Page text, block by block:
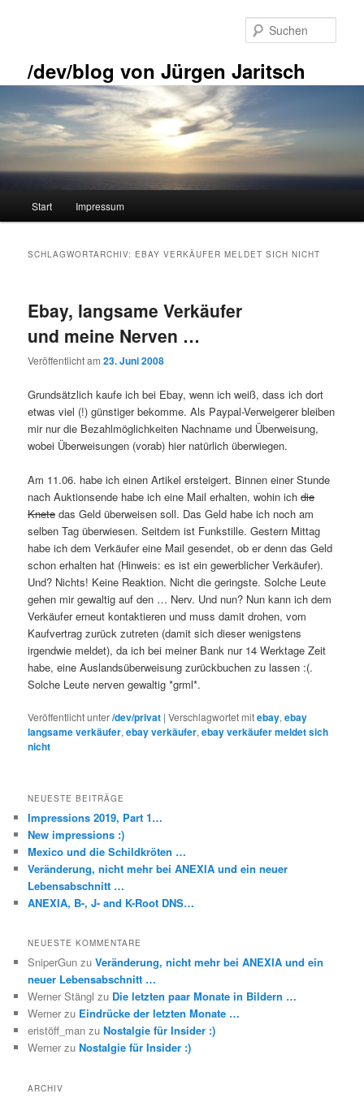
/dev/blog von Jürgen Jaritsch
Start Impressum
SCHLAGWORTARCHIV: EBAY VERKÄUFER MELDET SICH NICHT
Ebay, langsame Verkäufer
und meine Nerven …
Veröffentlicht am23. Juni 2008
Grundsätzlich kaufe ich bei Ebay, wenn ich weiß, dass ich dort
etwas viel (!) günstiger bekomme. Als Paypal-Verweigerer bleiben
mir nur die Bezahlmöglichkeiten Nachname und Überweisung,
wobei Überweisungen (vorab) hier natürlich überwiegen.
Am 11.06. habe ich einen Artikel ersteigert. Binnen einer Stunde
nach Auktionsende habe ich eine Mail erhalten, wohin ichdie
Knete das Geld überweisen soll. Das Geld habe ich noch am
selben Tag überwiesen. Seitdem ist Funkstille. Gestern Mittag
habe ich dem Verkäufer eine Mail gesendet, ob er denn das Geld
schon erhalten hat (Hinweis: es ist ein gewerblicher Verkäufer).
Und? Nichts! Keine Reaktion. Nicht die geringste. Solche Leute
gehen mir gewaltig auf den … Nerv. Und nun? Nun kann ich dem
Verkäufer erneut kontaktieren und muss damit drohen, vom
Kaufvertrag zurück zutreten (damit sich dieser wenigstens
irgendwie meldet), da ich bei meiner Bank nur 14 Werktage Zeit
habe, eine Auslandsüberweisung zurückbuchen zu lassen :(.
Solche Leute nerven gewaltig *grml*.
Veröffentlicht unter/dev/privat |Verschlagwortet mitebay,ebay
langsame verkäufer,ebay verkäufer,ebay verkäufer meldet sich
nicht
NEUESTE BEITRÄGE
Impressions 2019, Part 1…
New impressions :)
Mexico und die Schildkröten …
Veränderung, nicht mehr bei ANEXIA und ein neuer
Lebensabschnitt …
ANEXIA, B-, J- and K-Root DNS…
NEUESTE KOMMENTARE
SniperGun zuVeränderung, nicht mehr bei ANEXIA und ein
neuer Lebensabschnitt …
Werner Stängl zu Die letzten paar Monate in Bildern …
Werner zu Eindrücke der letzten Monate …
eristöff_man zuNostalgie für Insider :)
Werner zuNostalgie für Insider :)
ARCHIV